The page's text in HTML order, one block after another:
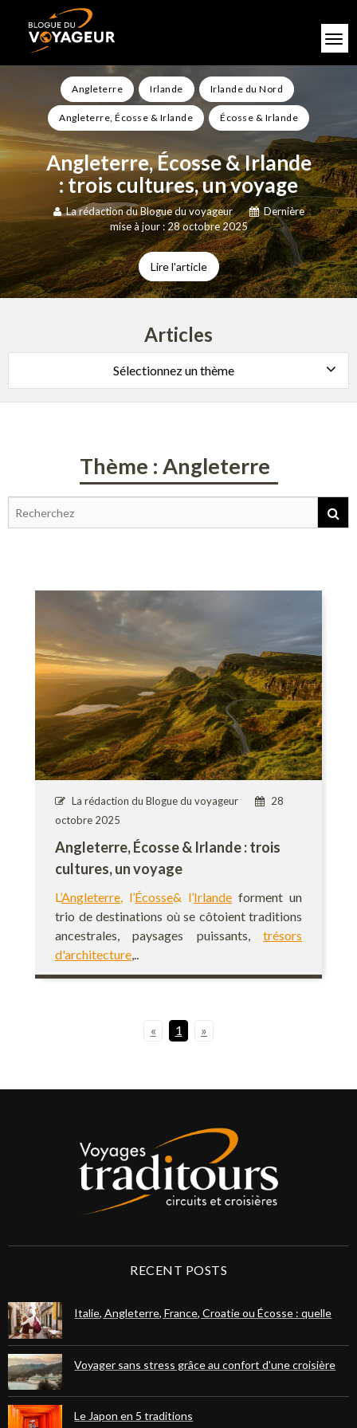
Angleterre Irlande Irlande du Nord
Angleterre, Écosse & Irlande Écosse & Irlande
Angleterre, Écosse & Irlande
: trois cultures, un voyage
La rédaction du Blogue du voyageur
Dernière
mise à jour : 28 octobre 2025
Lire l'article
Articles
Sélectionnez un thème
Thème : Angleterre
La rédaction du Blogue du voyageur
28
octobre 2025
Angleterre, Écosse & Irlande : trois
cultures, un voyage
L’Angleterre, l’Écosse& l’Irlande forment un
trio de destinations où se côtoient traditions
ancestrales, paysages puissants, trésors
d'architecture,..
« 1 »
RECENT POSTS
Italie, Angleterre, France, Croatie ou Écosse : quelle
Voyager sans stress grâce au confort d'une croisière
Le Japon en 5 traditions